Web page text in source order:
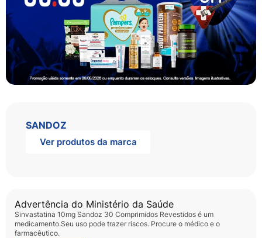
SANDOZ
Ver produtos da marca
Advertência do Ministério da Saúde
Sinvastatina 10mg Sandoz 30 Comprimidos Revestidos é um
medicamento.Seu uso pode trazer riscos. Procure o médico e o
farmacêutico.